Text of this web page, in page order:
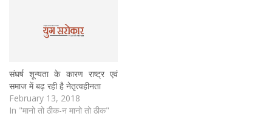
संघर्ष शून्यता के कारण राष्ट्र एवं
समाज में बढ़ रही है नेतृत्वहीनता
February 13, 2018
In "मानो तो ठीक-न मानो तो ठीक"